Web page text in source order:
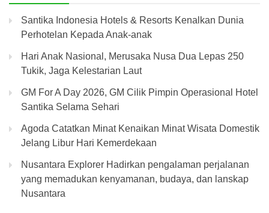
Santika Indonesia Hotels & Resorts Kenalkan Dunia
Perhotelan Kepada Anak-anak
Hari Anak Nasional, Merusaka Nusa Dua Lepas 250
Tukik, Jaga Kelestarian Laut
GM For A Day 2026, GM Cilik Pimpin Operasional Hotel
Santika Selama Sehari
Agoda Catatkan Minat Kenaikan Minat Wisata Domestik
Jelang Libur Hari Kemerdekaan
Nusantara Explorer Hadirkan pengalaman perjalanan
yang memadukan kenyamanan, budaya, dan lanskap
Nusantara